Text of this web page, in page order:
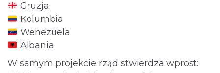
Gruzja
Kolumbia
Wenezuela
Albania
W samym projekcie rząd stwierdza wprost: